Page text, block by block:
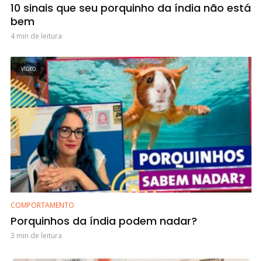
10 sinais que seu porquinho da índia não está
bem
4 min de leitura
VÍDEO
COMPORTAMENTO
Porquinhos da índia podem nadar?
3 min de leitura